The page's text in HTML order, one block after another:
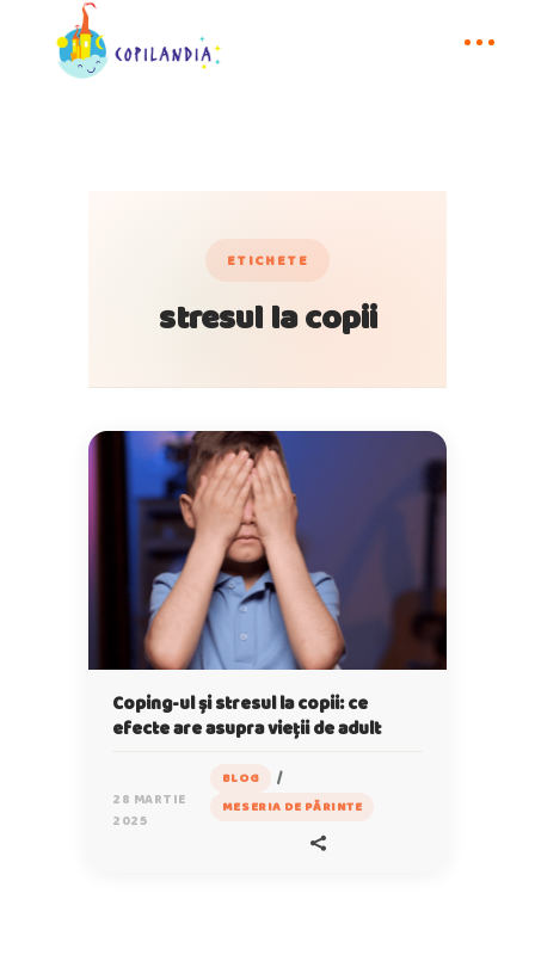
ETICHETE
stresul la copii
Coping-ul și stresul la copii: ce
efecte are asupra vieții de adult
28 MARTIE
2025
BLOG /
MESERIA DE PĂRINTE